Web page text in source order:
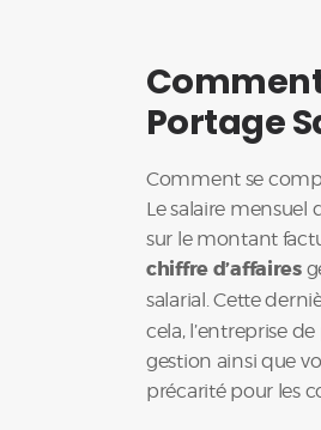
Portage
Comment se
Le salaire mensuel
sur le montant
chiffre d’affaires
salarial. Cette
cela, l’entreprise
gestion ainsi que
précarité pour les